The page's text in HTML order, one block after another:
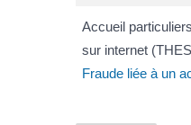
Accueil particuliers
sur internet
Fraude liée à un